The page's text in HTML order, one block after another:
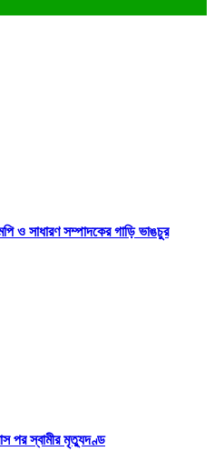
ও সাধারণ সম্পাদকের গাড়ি ভাঙচুর
পর স্বামীর মৃত্যুদণ্ড